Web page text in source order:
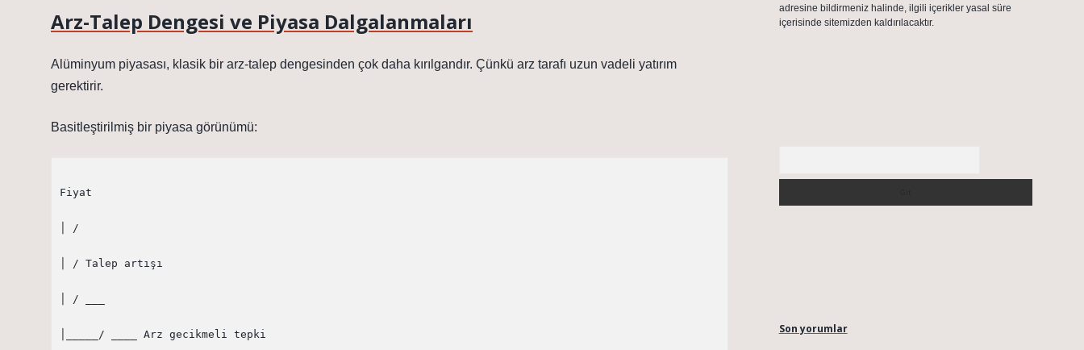
Arz-Talep Dengesi ve Piyasa Dalgalanmaları
Alüminyum piyasası, klasik bir arz-talep dengesinden çok daha kırılgandır. Çünkü arz tarafı uzun vadeli yatırım
gerektirir.
Basitleştirilmiş bir piyasa görünümü:
Fiyat
│ /
│ / Talep artışı
│ / ___
│_____/ ____ Arz gecikmeli tepki
adresine bildirmeniz halinde, ilgili içerikler yasal süre
içerisinde sitemizden kaldırılacaktır.
Son yorumlar